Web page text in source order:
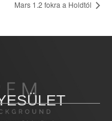
Mars 1.2 fokra a Holdtól